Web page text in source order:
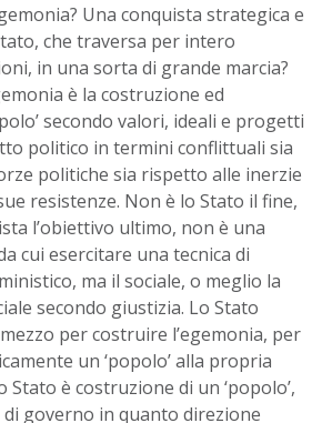
Una conquista strategica e
che traversa per intero
in una sorta di grande marcia?
è la costruzione ed
secondo valori, ideali e progetti
politico in termini conflittuali sia
politiche sia rispetto alle inerzie
resistenze. Non è lo Stato il fine,
l’obiettivo ultimo, non è una
cui esercitare una tecnica di
ma il sociale, o meglio la
secondo giustizia. Lo Stato
per costruire l’egemonia, per
un ‘popolo’ alla propria
Stato è costruzione di un ‘popolo’,
governo in quanto direzione